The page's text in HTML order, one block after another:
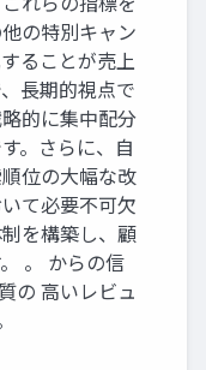
の特別キャン
ることが売上
長期的視点で
的に集中配分
。さらに、自
位の大幅な改
て必要不可欠
を構築し、顧
。 からの信
の 高いレビュ